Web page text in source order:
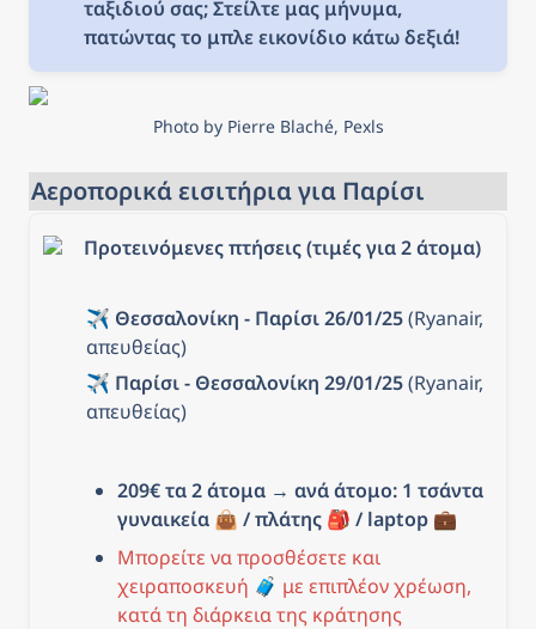
ταξιδιού σας; Στείλτε μας μήνυμα,
πατώντας το μπλε εικονίδιο κάτω δεξιά!
Photo by Pierre Blaché, Pexls
Αεροπορικά εισιτήρια για Παρίσι
Προτεινόμενες πτήσεις (τιμές για 2 άτομα)
✈️ Θεσσαλονίκη - Παρίσι 26/01/25 (Ryanair,
απευθείας)
✈️ Παρίσι - Θεσσαλονίκη 29/01/25 (Ryanair,
απευθείας)
209€ τα 2 άτομα → ανά άτομο: 1 τσάντα
γυναικεία 👜 / πλάτης 🎒 / laptop 💼
Μπορείτε να προσθέσετε και
χειραποσκευή 🧳 με επιπλέον χρέωση,
κατά τη διάρκεια της κράτησης